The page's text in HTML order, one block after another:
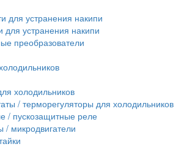
для устранения накипи
для устранения накипи
преобразователи
холодильников
/ терморегуляторы для холодильников
/ пускозащитные реле
/ микродвигатели